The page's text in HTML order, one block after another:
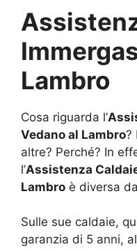
Lambro
Cosa riguarda l’
Vedano al Lambro?
altre? Perché? In
l’Assistenza
Lambro è diversa
Sulle sue caldaie,
garanzia di 5 anni,